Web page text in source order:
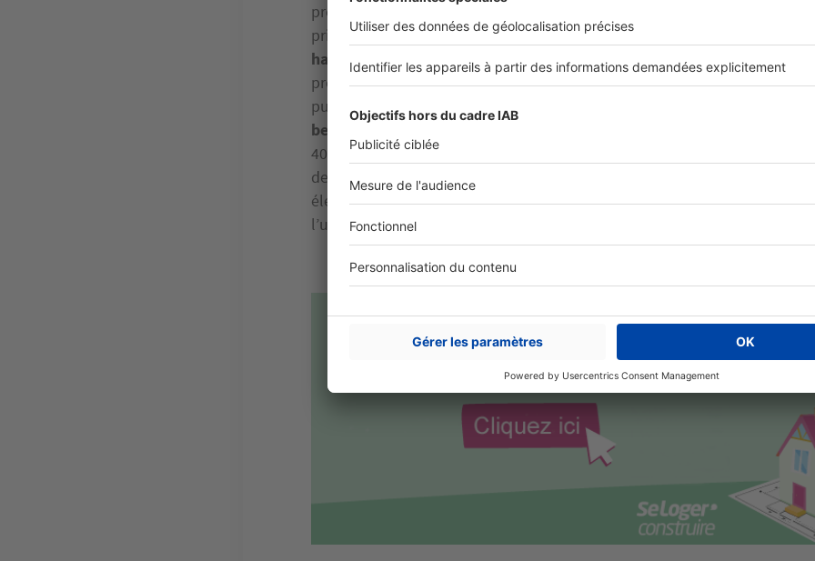
professionnel. Elle permet de recharger une voiture électrique plus
prise renforcée (entre 4 et 8h en fonction de la puissance choisie). Cette
haut niveau de protection
pendant la charge et certains modèles
programmer la recharge du véhicule pendant les heures creuses, de
puissance disponible ou encore d’enregistrer les consommations
belles économies à la clé
. Néanmoins, tout cela un coût : il vous faudra
400 et 500 € pour acquérir une borne de 3 kilowatts, et entre 800 et 1 200
de 7 kilowatts. Des prix auxquels il faut ajouter les coûts d’installation par
électricien, estimés entre 300 et 600 €. A noter que pour certains
l’utilisation de ce dispositif est indispensable.